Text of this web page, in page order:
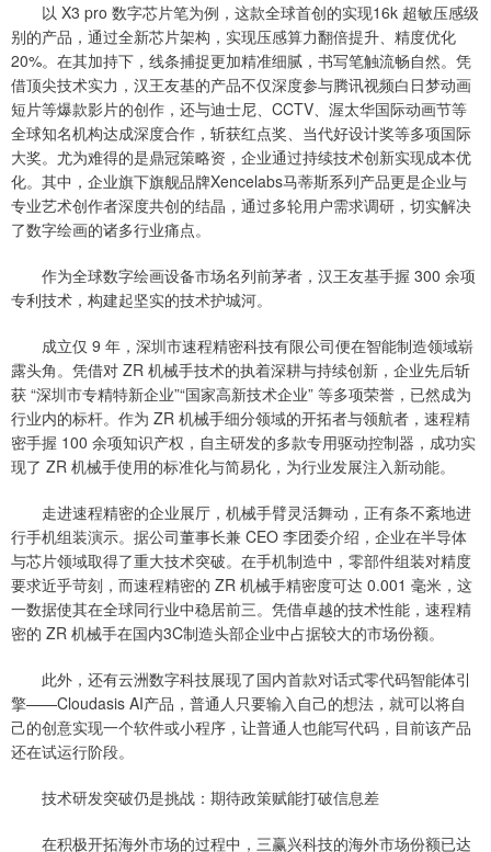
以 X3 pro 数字芯片笔为例，这款全球首创的实现16k 超敏压感级
别的产品，通过全新芯片架构，实现压感算力翻倍提升、精度优化
20%。在其加持下，线条捕捉更加精准细腻，书写笔触流畅自然。凭
借顶尖技术实力，汉王友基的产品不仅深度参与腾讯视频白日梦动画
短片等爆款影片的创作，还与迪士尼、CCTV、渥太华国际动画节等
全球知名机构达成深度合作，斩获红点奖、当代好设计奖等多项国际
大奖。尤为难得的是鼎冠策略资，企业通过持续技术创新实现成本优
化。其中，企业旗下旗舰品牌Xencelabs马蒂斯系列产品更是企业与
专业艺术创作者深度共创的结晶，通过多轮用户需求调研，切实解决
了数字绘画的诸多行业痛点。
作为全球数字绘画设备市场名列前茅者，汉王友基手握 300 余项
专利技术，构建起坚实的技术护城河。
成立仅 9 年，深圳市速程精密科技有限公司便在智能制造领域崭
露头角。凭借对 ZR 机械手技术的执着深耕与持续创新，企业先后斩
获 “深圳市专精特新企业”“国家高新技术企业” 等多项荣誉，已然成为
行业内的标杆。作为 ZR 机械手细分领域的开拓者与领航者，速程精
密手握 100 余项知识产权，自主研发的多款专用驱动控制器，成功实
现了 ZR 机械手使用的标准化与简易化，为行业发展注入新动能。
走进速程精密的企业展厅，机械手臂灵活舞动，正有条不紊地进
行手机组装演示。据公司董事长兼 CEO 李团委介绍，企业在半导体
与芯片领域取得了重大技术突破。在手机制造中，零部件组装对精度
要求近乎苛刻，而速程精密的 ZR 机械手精密度可达 0.001 毫米，这
一数据使其在全球同行业中稳居前三。凭借卓越的技术性能，速程精
密的 ZR 机械手在国内3C制造头部企业中占据较大的市场份额。
此外，还有云洲数字科技展现了国内首款对话式零代码智能体引
擎——Cloudasis AI产品，普通人只要输入自己的想法，就可以将自
己的创意实现一个软件或小程序，让普通人也能写代码，目前该产品
还在试运行阶段。
技术研发突破仍是挑战：期待政策赋能打破信息差
在积极开拓海外市场的过程中，三赢兴科技的海外市场份额已达